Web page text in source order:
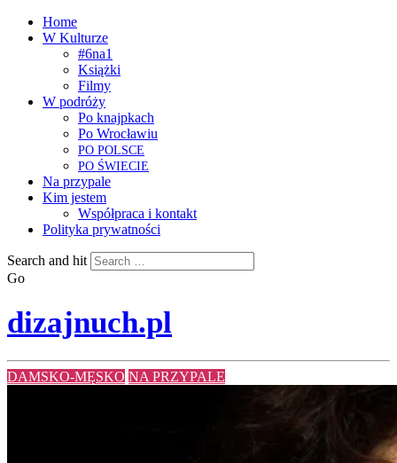
Home
W Kulturze
#6na1
Książki
Filmy
W podróży
Po knajpkach
Po Wrocławiu
PO POLSCE
PO ŚWIECIE
Na przypale
Kim jestem
Współpraca i kontakt
Polityka prywatności
Search and hit
Go
dizajnuch.pl
DAMSKO-MĘSKO NA PRZYPALE